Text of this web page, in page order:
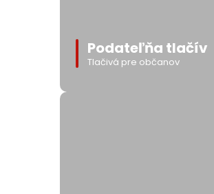
Podateľňa tlačív
Tlačivá pre občanov